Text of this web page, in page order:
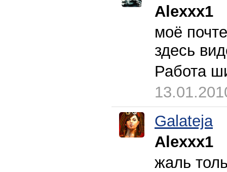
Alexxx1
моё
здесь
Работа
Galateja
Alexxx1
жаль